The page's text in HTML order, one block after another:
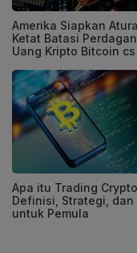
Amerika Siapkan
Ketat Batasi
Uang Kripto Bitcoin cs
Apa itu Trading
Definisi, Strategi, dan
untuk Pemula